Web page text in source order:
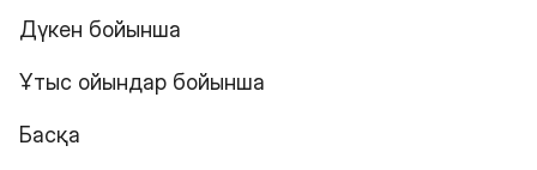
Дүкен бойынша
Ұтыс ойындар бойынша
Басқа